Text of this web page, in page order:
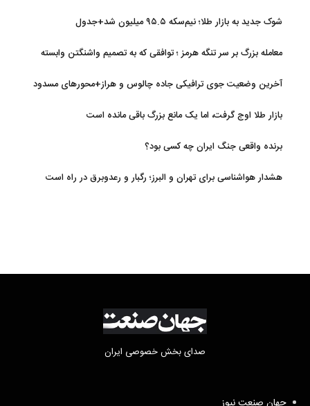
شوک جدید به بازار طلا؛ نیم‌سکه ۹۵.۵ میلیون شد+جدول
معامله بزرگ بر سر تنگه هرمز ؛ توافقی که به تصمیم واشنگتن وابسته
آخرین وضعیت جوی ترافیکی جاده چالوس و هراز+محورهای مسدود
بازار طلا اوج گرفت، اما یک مانع بزرگ باقی مانده است
برنده واقعی جنگ ایران چه کسی بود؟
هشدار هواشناسی برای تهران و البرز؛ رگبار و رعدوبرق در راه است
صدای بخش خصوصی ایران